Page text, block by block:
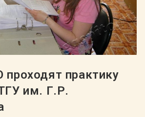
практику
им. Г.Р.